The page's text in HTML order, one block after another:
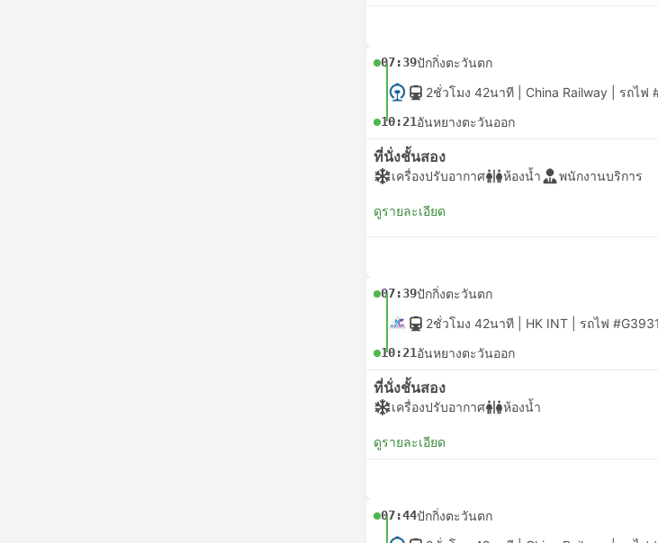
07:39ปักกิ่งตะวันตก
2ชั่วโมง 42นาที | China Railway รถไฟ
10:21อันหยางตะวันออก
ที่นั่งชั้นสอง
เครื่องปรับอากาศ ห้องน้ำ พนักงานบริการ
ดูรายละเอียด
07:39ปักกิ่งตะวันตก
2ชั่วโมง 42นาที | HK INT รถไฟ #G3931
10:21อันหยางตะวันออก
ที่นั่งชั้นสอง
เครื่องปรับอากาศ ห้องน้ำ
ดูรายละเอียด
07:44ปักกิ่งตะวันตก